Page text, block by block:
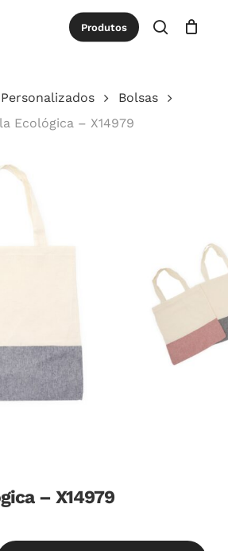
Produtos
procurar
Close
Bolsas
Ecológica – X14979
– X14979